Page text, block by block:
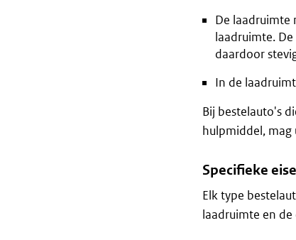
De laadruimte
laadruimte.
daardoor
In de
Bij bestelauto's
hulpmiddel, mag
Specifieke
Elk type
laadruimte en